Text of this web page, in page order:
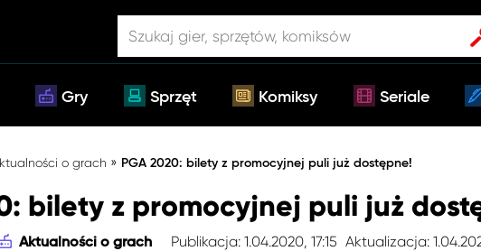
Gry Sprzęt Komiksy Seriale
o grach » PGA 2020: bilety z promocyjnej puli już dostępne!
bilety z promocyjnej puli już
Aktualności o grach Publikacja: 1.04.2020, 17:15 Aktualizacja: